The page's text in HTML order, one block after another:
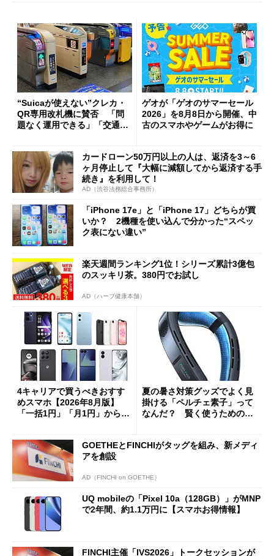
“Suicaが使えない”クレカ・
QR専用改札機に賛否 「問
題なく運用できる」「交通系I
ゲオが「ゲオのサマーセール
2026」を8月8日から開催、中
古のスマホやゲームがお得に
カードローン50万円以上の人は、返済を3～6
ヶ月停止して『大幅に減額してから返済する手
続き』を利用して！
AD（渋谷法務総合事務所）
「iPhone 17e」と「iPhone 17」どちらが買
いか？ 2機種を使い込んで分かった“スペッ
ク表にない違い”
楽天週間ランキング1位！シリーズ累計3億包
のスッキリ茶。380円でお試し
AD（ハーブ健康本舗）
4キャリアで買うべきおすす
めスマホ【2026年8月版】
「一括1円」「月1円」からお
夏の暑さ対策グッズでよく見
掛ける「ペルチェ素子」って
なんだ？ 賢く使うための注
GOETHEとFINCHIがタッグを組み、新メディ
アを創設
AD（FINCHI on GOETHE）
UQ mobileの「Pixel 10a（128GB）」がMNP
で2年間、約1.1万円に【スマホお得情報】
FINCHI主催「IVS2026」トークセッションが